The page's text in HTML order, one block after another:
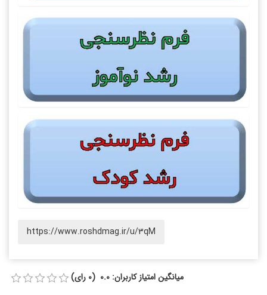
https://www.roshdmag.ir/u/3qM
میانگین امتیاز کاربران: 0.0 (0 رای)